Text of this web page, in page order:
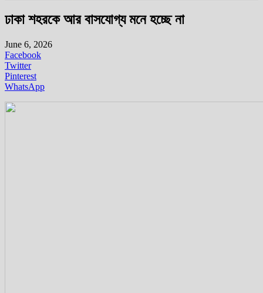
ঢাকা শহরকে আর বাসযোগ্য মনে হচ্ছে না
June 6, 2026
Facebook
Twitter
Pinterest
WhatsApp